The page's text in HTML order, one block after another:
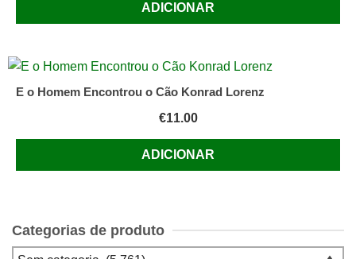
ADICIONAR
E o Homem Encontrou o Cão Konrad Lorenz
€11.00
ADICIONAR
Categorias de produto